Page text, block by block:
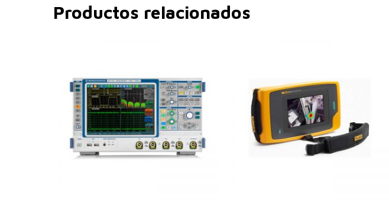
Productos relacionados